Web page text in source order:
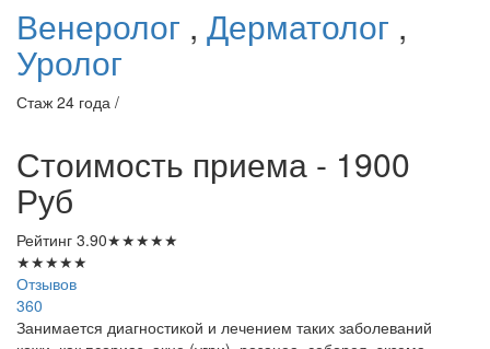
Венеролог , Дерматолог ,
Уролог
Стаж 24 года /
Стоимость приема - 1900
Руб
Рейтинг 3.90★★★★★
★★★★★
Отзывов
360
Занимается диагностикой и лечением таких заболеваний